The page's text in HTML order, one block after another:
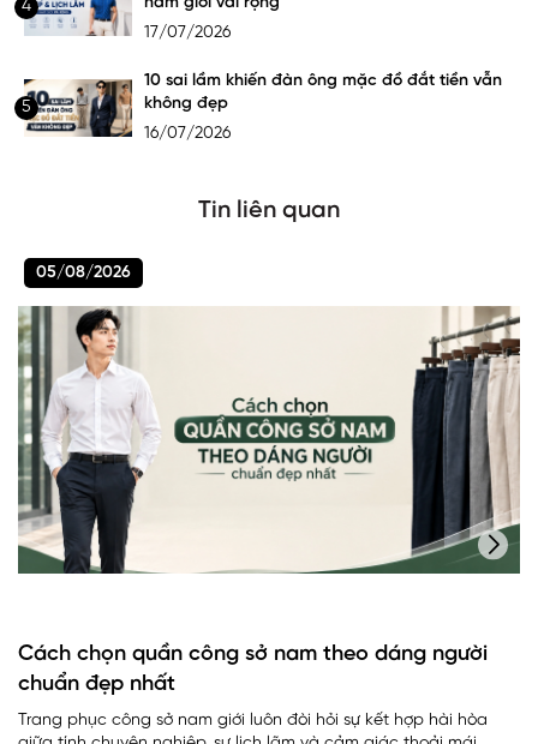
4
17/07/2026
5
10 sai lầm khiến đàn ông mặc đồ đắt tiền vẫn
không đẹp
16/07/2026
Tin liên quan
05/08/2026
Cách chọn quần công sở nam theo dáng người
chuẩn đẹp nhất
Trang phục công sở nam giới luôn đòi hỏi sự kết hợp hài hòa